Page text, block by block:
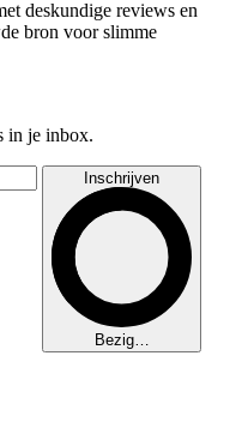
deskundige reviews en
bron voor slimme
in je inbox.
Inschrijven
Bezig…